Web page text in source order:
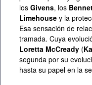
los Givens, los
Limehouse y la
Esa sensación de
tramada. Cuya
Loretta McCready (
segunda por su
hasta su papel en la